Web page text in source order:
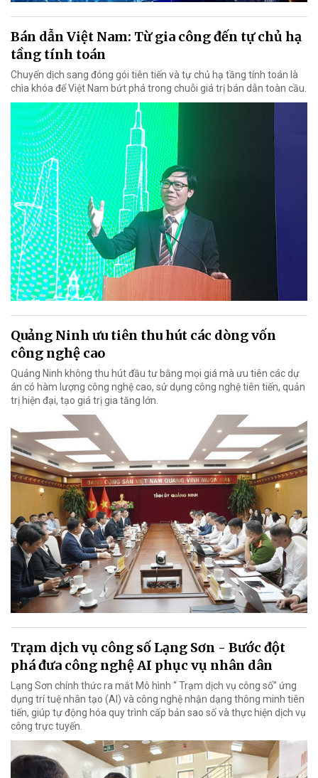
Bán dẫn Việt Nam: Từ gia công đến tự chủ hạ
tầng tính toán
Chuyển dịch sang đóng gói tiên tiến và tự chủ hạ tầng tính toán là
chìa khóa để Việt Nam bứt phá trong chuỗi giá trị bán dẫn toàn cầu.
Quảng Ninh ưu tiên thu hút các dòng vốn
công nghệ cao
Quảng Ninh không thu hút đầu tư bằng mọi giá mà ưu tiên các dự
án có hàm lượng công nghệ cao, sử dụng công nghệ tiên tiến, quản
trị hiện đại, tạo giá trị gia tăng lớn.
Trạm dịch vụ công số Lạng Sơn - Bước đột
phá đưa công nghệ AI phục vụ nhân dân
Lạng Sơn chính thức ra mắt Mô hình “ Trạm dịch vụ công số” ứng
dụng trí tuệ nhân tạo (AI) và công nghệ nhận dạng thông minh tiên
tiến, giúp tự động hóa quy trình cấp bản sao số và thực hiện dịch vụ
công trực tuyến.